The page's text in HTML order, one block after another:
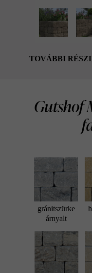
TOVÁBBI
Gutshof
gránitszürke
árnyalt